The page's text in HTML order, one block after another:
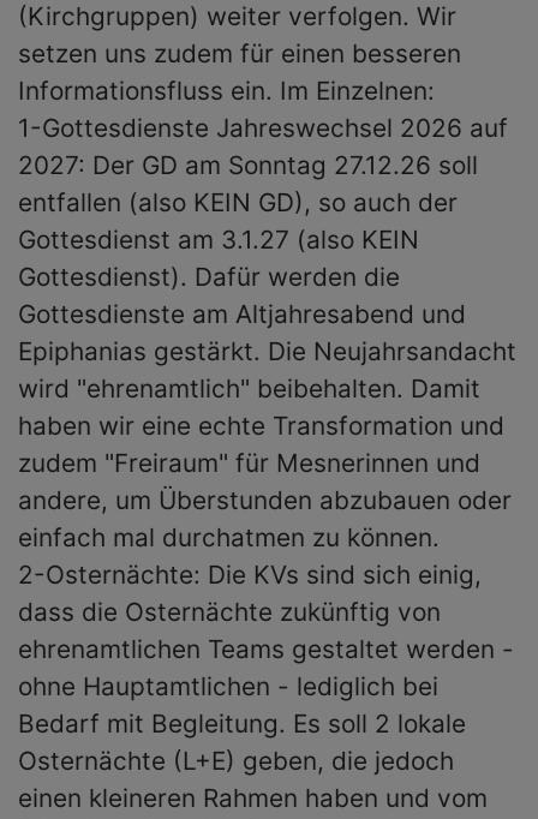
(Kirchgruppen) weiter verfolgen. Wir
setzen uns zudem für einen besseren
Informationsfluss ein. Im Einzelnen:
1-Gottesdienste Jahreswechsel 2026 auf
2027: Der GD am Sonntag 27.12.26 soll
entfallen (also KEIN GD), so auch der
Gottesdienst am 3.1.27 (also KEIN
Gottesdienst). Dafür werden die
Gottesdienste am Altjahresabend und
Epiphanias gestärkt. Die Neujahrsandacht
wird "ehrenamtlich" beibehalten. Damit
haben wir eine echte Transformation und
zudem "Freiraum" für Mesnerinnen und
andere, um Überstunden abzubauen oder
einfach mal durchatmen zu können.
2-Osternächte: Die KVs sind sich einig,
dass die Osternächte zukünftig von
ehrenamtlichen Teams gestaltet werden -
ohne Hauptamtlichen - lediglich bei
Bedarf mit Begleitung. Es soll 2 lokale
Osternächte (L+E) geben, die jedoch
einen kleineren Rahmen haben und vom